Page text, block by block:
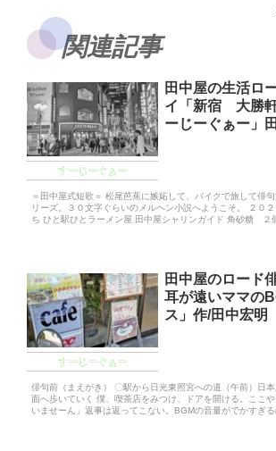
関連記事
すーじーぐぁー
田中屋の生活ロ
イ「新宿 大勝
ーじーぐぁー」
＝田中屋式短歌＝ 松尾芭蕉に嫉妬して、バイクで旅して俳
リーズ。３０文字ぐらいのメルヘン小説へようこそ。 ２０
ち ひと駅ひとラーメン屋 田中屋シャリンガイド 角砂糖 ２
すーじーぐぁー
田中屋のロード
耳が遠いママの
ス」作/田中宏明
俳句前（まえがき） 〇駅から日光東照宮への道（午前）日
面へ歩いていく 僕、喫茶店をみつけ、ドアを開ける。ここ
いませーん」返事は返ってこない。BGMの音量がでかすぎる